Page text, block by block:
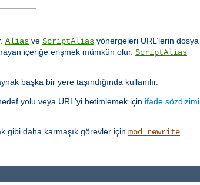
Alias ve ScriptAlias yönergeleri URL’lerin dosya
içeriğe erişmek mümkün olur. ScriptAlias
başka bir yere taşındığında kullanılır.
yolu veya URL'yi betimlemek için ifade sözdizimi
gibi daha karmaşık görevler için mod_rewrite